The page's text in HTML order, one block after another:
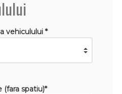
vehiculului *
(fara spatiu)*